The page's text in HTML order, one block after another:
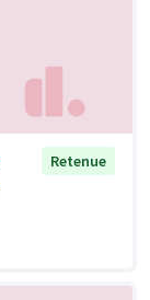
Retenue